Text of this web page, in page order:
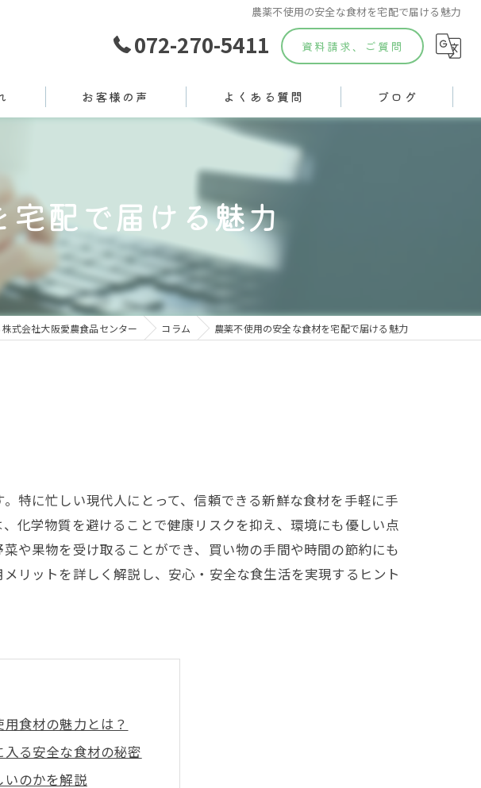
農薬不使用の安全な食材を宅配で届ける魅力
072-270-5411 資料請求、ご質問
お客様の声 よくある質問 ブログ
配で届ける魅力
式会社大阪愛農食品センター コラム 農薬不使用の安全な食材を宅配で届ける魅力
特に忙しい現代人にとって、信頼できる新鮮な食材を手軽に手
化学物質を避けることで健康リスクを抑え、環境にも優しい点
や果物を受け取ることができ、買い物の手間や時間の節約にも
リットを詳しく解説し、安心・安全な食生活を実現するヒント
食材の魅力とは？
る安全な食材の秘密
いのかを解説